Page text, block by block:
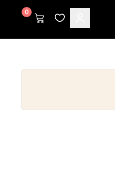
0